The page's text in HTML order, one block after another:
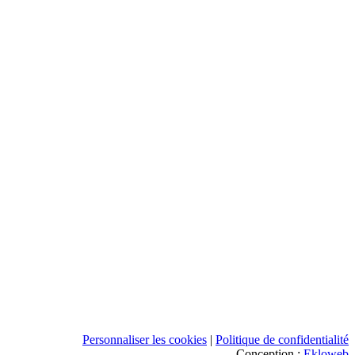
Personnaliser les cookies | Politique de confidentialité